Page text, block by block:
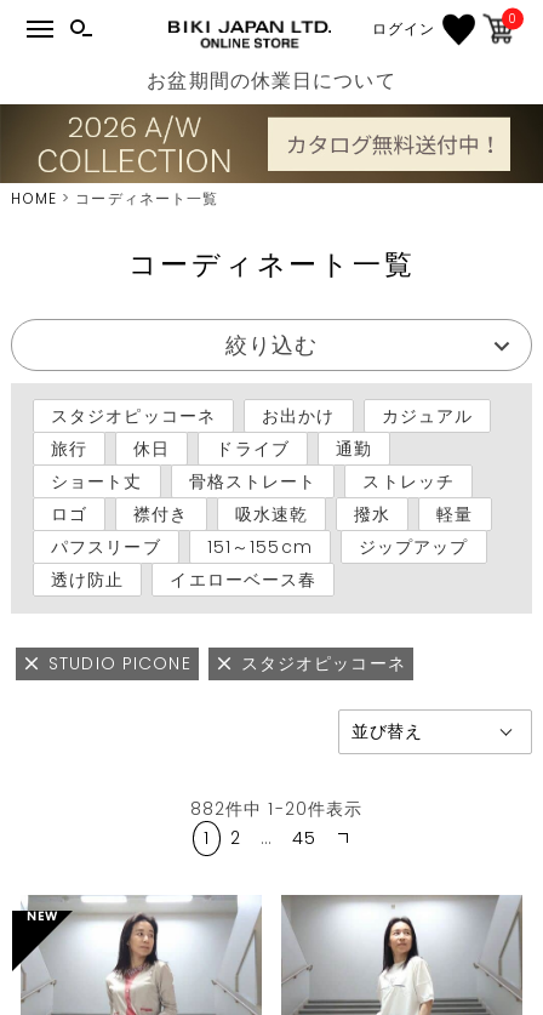
ログイン 0
お盆期間の休業日について
HOME コーディネート一覧
コーディネート一覧
絞り込む
スタジオピッコーネ お出かけ
カジュアル
旅行
休日 ドライブ
通勤
ショート丈
骨格ストレート
ストレッチ
ロゴ
襟付き 吸水速乾 撥水
軽量
パフスリーブ
151～155cm
ジップアップ
透け防止
イエローベース春
STUDIO PICONE スタジオピッコーネ
882件中 1-20件表示
1
2 … 45
NEW